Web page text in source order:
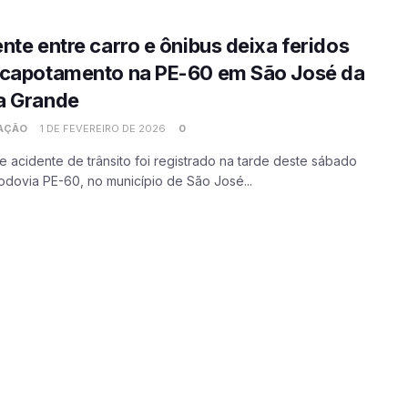
entre carro e ônibus deixa feridos
na PE-60 em São José da
Grande
1 DE FEVEREIRO DE 2026 0
acidente de trânsito foi registrado na tarde deste sábado
PE-60, no município de São José...